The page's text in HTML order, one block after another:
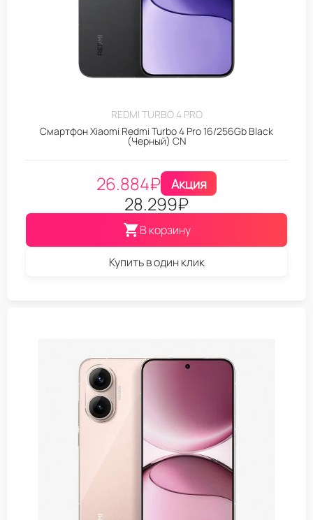
REDMI TURBO 4 PRO
Смартфон Xiaomi Redmi Turbo 4 Pro 16/256Gb Black
(Черный) CN
26.884₽ Акция
28.299₽
В корзину
Купить в один клик